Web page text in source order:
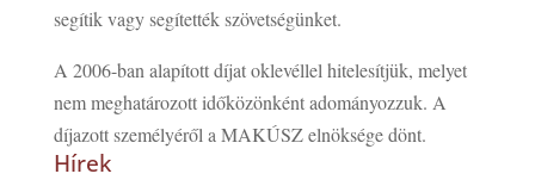
segítik vagy segítették szövetségünket.
A 2006-ban alapított díjat oklevéllel hitelesítjük, melyet
nem meghatározott időközönként adományozzuk. A
díjazott személyéről a MAKÚSZ elnöksége dönt.
Hírek